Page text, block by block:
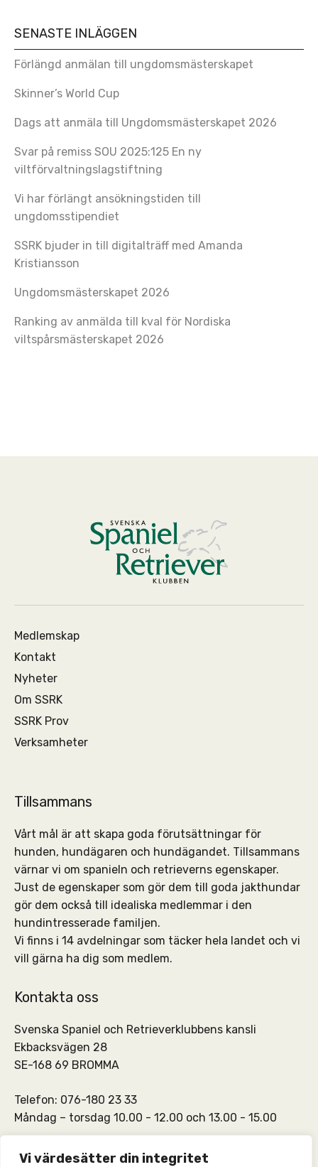
Vi värdesätter din integritet
SENASTE INLÄGGEN
Förlängd anmälan till ungdomsmästerskapet
Skinner’s World Cup
Dags att anmäla till Ungdomsmästerskapet 2026
Svar på remiss SOU 2025:125 En ny
viltförvaltningslagstiftning
Vi har förlängt ansökningstiden till
ungdomsstipendiet
SSRK bjuder in till digitalträff med Amanda
Kristiansson
Ungdomsmästerskapet 2026
Ranking av anmälda till kval för Nordiska
viltspårsmästerskapet 2026
Medlemskap
Kontakt
Nyheter
Om SSRK
SSRK Prov
Verksamheter
Tillsammans
Vårt mål är att skapa goda förutsättningar för
hunden, hundägaren och hundägandet. Tillsammans
värnar vi om spanieln och retrieverns egenskaper.
Just de egenskaper som gör dem till goda jakthundar
gör dem också till idealiska medlemmar i den
hundintresserade familjen.
Vi finns i 14 avdelningar som täcker hela landet och vi
vill gärna ha dig som medlem.
Kontakta oss
Svenska Spaniel och Retrieverklubbens kansli
Ekbacksvägen 28
SE-168 69 BROMMA
Telefon: 076-180 23 33
Måndag – torsdag 10.00 - 12.00 och 13.00 - 15.00
SSRKs kansli och medlemskontakt: info@ssrk.se